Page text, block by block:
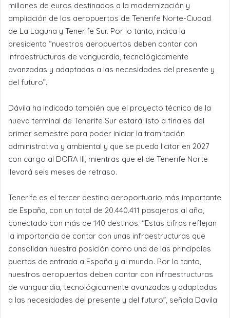
millones de euros destinados a la modernización y
ampliación de los aeropuertos de Tenerife Norte-Ciudad
de La Laguna y Tenerife Sur. Por lo tanto, indica la
presidenta “nuestros aeropuertos deben contar con
infraestructuras de vanguardia, tecnológicamente
avanzadas y adaptadas a las necesidades del presente y
del futuro”.
Dávila ha indicado también que el proyecto técnico de la
nueva terminal de Tenerife Sur estará listo a finales del
primer semestre para poder iniciar la tramitación
administrativa y ambiental y que se pueda licitar en 2027
con cargo al DORA III, mientras que el de Tenerife Norte
llevará seis meses de retraso.
Tenerife es el tercer destino aeroportuario más importante
de España, con un total de 20.440.411 pasajeros al año,
conectado con más de 140 destinos. “Estas cifras reflejan
la importancia de contar con unas infraestructuras que
consolidan nuestra posición como una de las principales
puertas de entrada a España y al mundo. Por lo tanto,
nuestros aeropuertos deben contar con infraestructuras
de vanguardia, tecnológicamente avanzadas y adaptadas
a las necesidades del presente y del futuro”, señala Davila